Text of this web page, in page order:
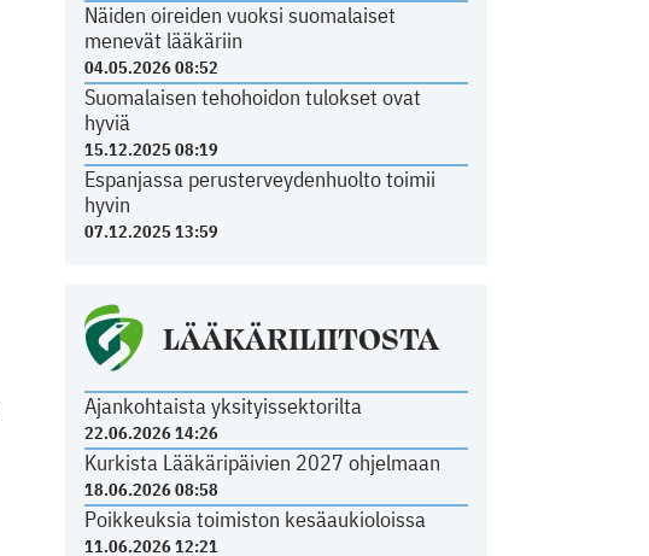
Näiden oireiden vuoksi suomalaiset
menevät lääkäriin
04.05.2026 08:52
Suomalaisen tehohoidon tulokset ovat
hyviä
15.12.2025 08:19
Espanjassa perusterveydenhuolto toimii
hyvin
07.12.2025 13:59
LÄÄKÄRILIITOSTA
Ajankohtaista yksityissektorilta
22.06.2026 14:26
Kurkista Lääkäripäivien 2027 ohjelmaan
18.06.2026 08:58
Poikkeuksia toimiston kesäaukioloissa
11.06.2026 12:21